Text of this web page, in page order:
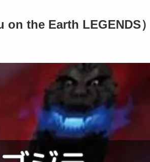
on the Earth LEGENDS